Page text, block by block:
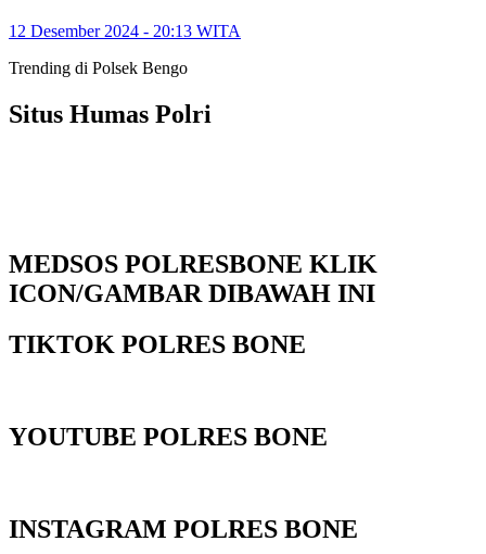
12 Desember 2024 - 20:13 WITA
Trending di Polsek Bengo
Situs Humas Polri
MEDSOS POLRESBONE KLIK
ICON/GAMBAR DIBAWAH INI
TIKTOK POLRES BONE
YOUTUBE POLRES BONE
INSTAGRAM POLRES BONE